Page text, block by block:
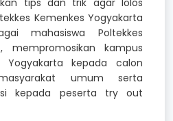
Kemenkes Yogyakarta
mahasiswa Poltekkes
mempromosikan kampus
Yogyakarta kepada calon
umum serta
kepada peserta try out